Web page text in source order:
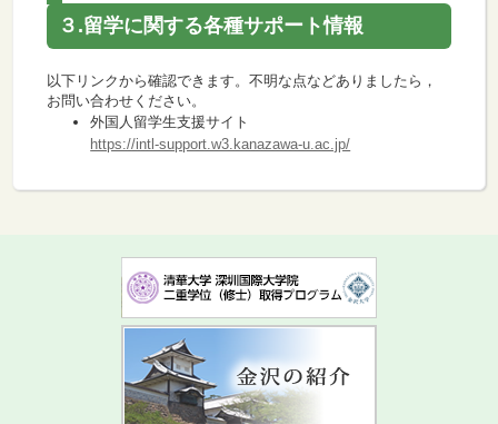
３.留学に関する各種サポート情報
以下リンクから確認できます。不明な点などありましたら，
お問い合わせください。
外国人留学生支援サイト
https://intl-support.w3.kanazawa-u.ac.jp/